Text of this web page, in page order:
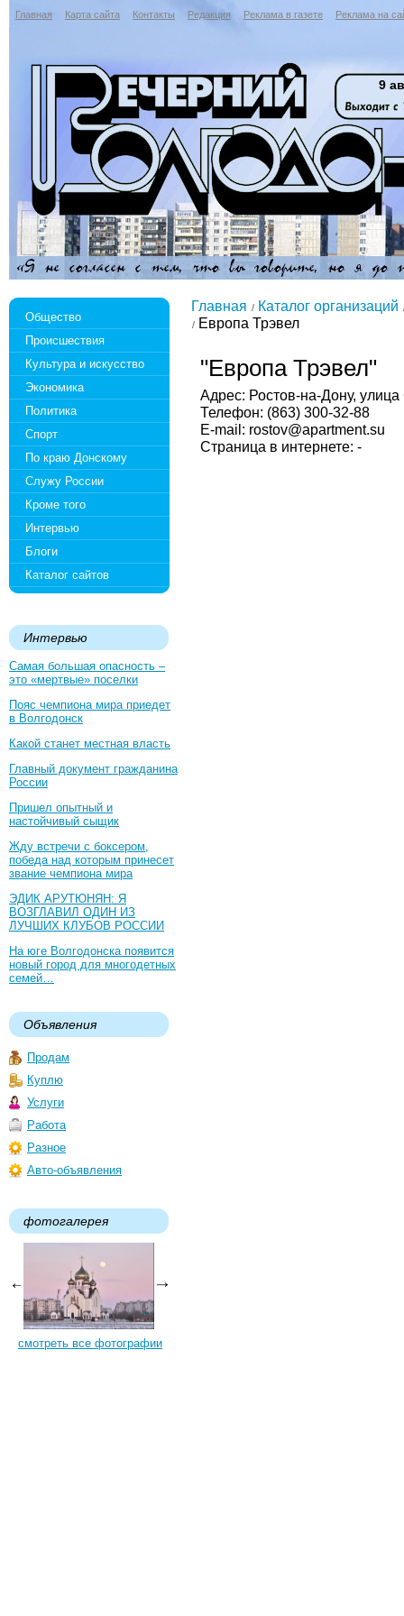
Главная Карта сайта Контакты Редакция Реклама в газете Реклама на
9
Общество
Происшествия
Культура и искусство
Экономика
Политика
Спорт
По краю Донскому
Служу России
Кроме того
Интервью
Блоги
Каталог сайтов
Интервью
Самая большая опасность –
это «мертвые» поселки
Пояс чемпиона мира приедет
в Волгодонск
Какой станет местная власть
Главный документ гражданина
России
Пришел опытный и
настойчивый сыщик
Жду встречи с боксером,
победа над которым принесет
звание чемпиона мира
ЭДИК АРУТЮНЯН: Я
ВОЗГЛАВИЛ ОДИН ИЗ
ЛУЧШИХ КЛУБОВ РОССИИ
На юге Волгодонска появится
новый город для многодетных
семей…
Объявления
Продам
Куплю
Услуги
Работа
Разное
Авто-объявления
фотогалерея
смотреть все фотографии
Главная
Каталог организаций
Европа Трэвел
"Европа Трэвел"
Адрес: Ростов-на-Дону,
Телефон: (863) 300-32-88
E-mail: rostov@apartment.su
Страница в интернете: -